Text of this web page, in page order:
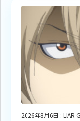
2026年8月6日 : LIAR